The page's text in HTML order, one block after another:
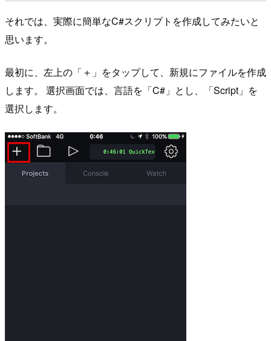
それでは、実際に簡単なC#スクリプトを作成してみたいと
思います。
最初に、左上の「＋」をタップして、新規にファイルを作成
します。 選択画面では、言語を「C#」とし、「Script」を
選択します。